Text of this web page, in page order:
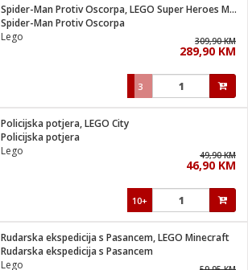
Spider-Man Protiv Oscorpa, LEGO Super Heroes Marvel
Spider-Man Protiv Oscorpa
Lego
309,90 KM
289,90 KM
3
Policijska potjera, LEGO City
Policijska potjera
Lego
49,90 KM
46,90 KM
10+
Rudarska ekspedicija s Pasancem, LEGO Minecraft
Rudarska ekspedicija s Pasancem
Lego